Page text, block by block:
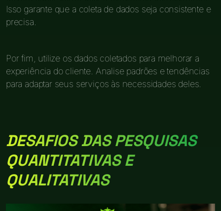
Isso garante que a coleta de dados seja consistente e
precisa.
Por fim, utilize os dados coletados para melhorar a
experiência do cliente. Analise padrões e tendências
para adaptar seus serviços às necessidades deles.
DESAFIOS DAS PESQUISAS
QUANTITATIVAS E
QUALITATIVAS